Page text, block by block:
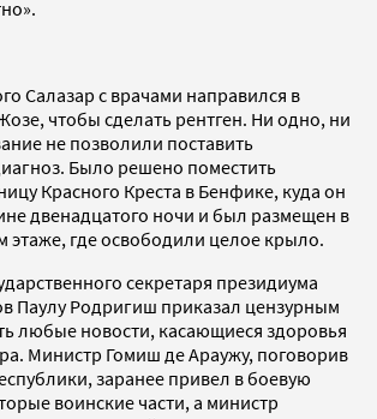
Салазар с врачами направился в
чтобы сделать рентген. Ни одно, ни
не позволили поставить
Было решено поместить
Красного Креста в Бенфике, куда он
двенадцатого ночи и был размещен в
этаже, где освободили целое крыло.
секретаря президиума
Паулу Родригиш приказал цензурным
любые новости, касающиеся здоровья
Министр Гомиш де Араужу, поговорив
заранее привел в боевую
воинские части, а министр